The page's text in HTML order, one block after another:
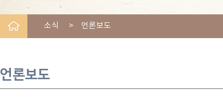
소식 > 언론보도
언론보도